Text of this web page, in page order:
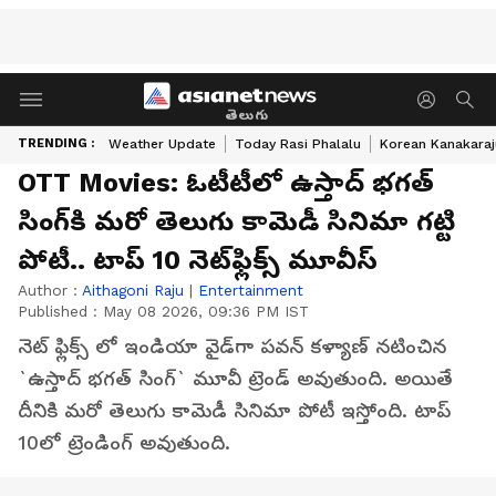
తెలుగు
TRENDING : Weather Update Today Rasi Phalalu Korean
OTT Movies: ఓటీటీలో ఉస్తాద్‌ భగత్‌
సింగ్‌కి మరో తెలుగు కామెడీ సినిమా గట్టి
పోటీ.. టాప్‌ 10 నెట్‌ఫ్లిక్స్ మూవీస్‌
Author : Aithagoni Raju | Entertainment
Published : May 08 2026, 09:36 PM IST
నెట్‌ ఫ్లిక్స్ లో ఇండియా వైడ్‌గా పవన్‌ కళ్యాణ్‌ నటించిన
`ఉస్తాద్‌ భగత్‌ సింగ్‌` మూవీ ట్రెండ్‌ అవుతుంది. అయితే
దీనికి మరో తెలుగు కామెడీ సినిమా పోటీ ఇస్తోంది. టాప్‌
10లో ట్రెండింగ్‌ అవుతుంది.